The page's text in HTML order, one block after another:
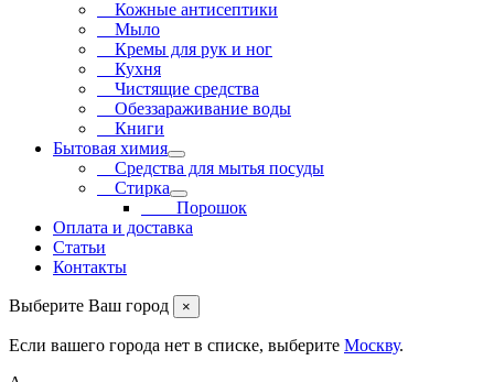
Кожные антисептики
Мыло
Кремы для рук и ног
Кухня
Чистящие средства
Обеззараживание воды
Книги
Бытовая химия
Средства для мытья посуды
Стирка
Порошок
Оплата и доставка
Статьи
Контакты
Выберите Ваш город ×
Если вашего города нет в списке, выберите Москву.